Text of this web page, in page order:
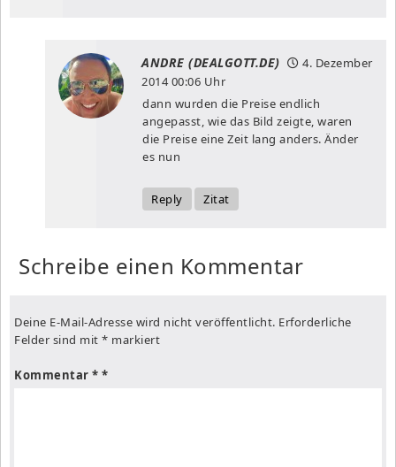
ANDRE (DEALGOTT.DE)
4. Dezember
201400:06 Uhr
dann wurden die Preise endlich
angepasst, wie das Bild zeigte, waren
die Preise eine Zeit lang anders. Änder
es nun
Reply Zitat
Schreibe einen Kommentar
Deine E-Mail-Adresse wird nicht veröffentlicht. Erforderliche
Felder sind mit * markiert
Kommentar *